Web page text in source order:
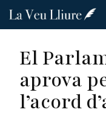
Vés
El
aprova
l’acord